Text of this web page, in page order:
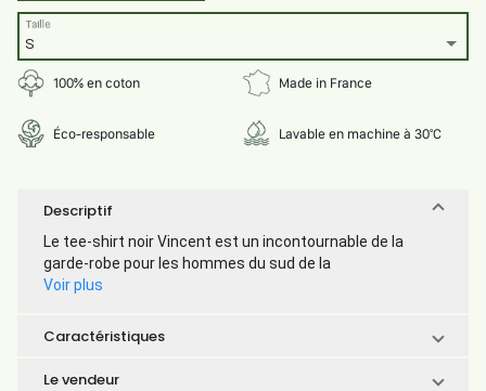
100% en coton Made in France
Éco-responsable Lavable en machine à 30°C
S
Taille
Descriptif
Le tee-shirt noir Vincent est un incontournable de la
garde-robe pour les hommes du sud de la
Voir plus
Caractéristiques
Le vendeur